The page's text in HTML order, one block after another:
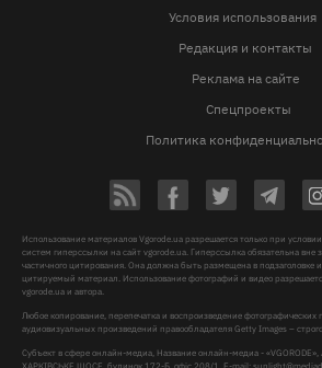
Условия использования
Редакция и контакты
Реклама на сайте
Спецпроекты
Политика
Использование материалов Vgorode.ua разрешается только при
систем гиперссылки на сайт vgorode.ua. Гиперссылка обязательна вне
частичного цитирования. Она должна быть размещена в подзаголовке
цитируемый материал. Использование фотографий и видео
vgorode.ua и автора.
Любое копирование, перепечатка и воспроизведение
аудиовизуальных произведений правообладателя Getty Images –
Субъект в сфере онлайн-медиа, Название онлайн-медиа - «VGORODE»,
ХАРКІВСЬКЕ ШОСЕ, будинок 172-Б, офіс 208/1, E-mail: